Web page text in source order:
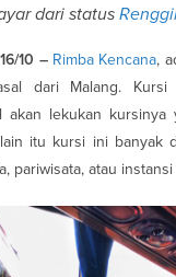
dari status
10 – Rimba Kencana,
dari Malang. Kursi
akan lekukan kursinya
itu kursi ini banyak
pariwisata, atau